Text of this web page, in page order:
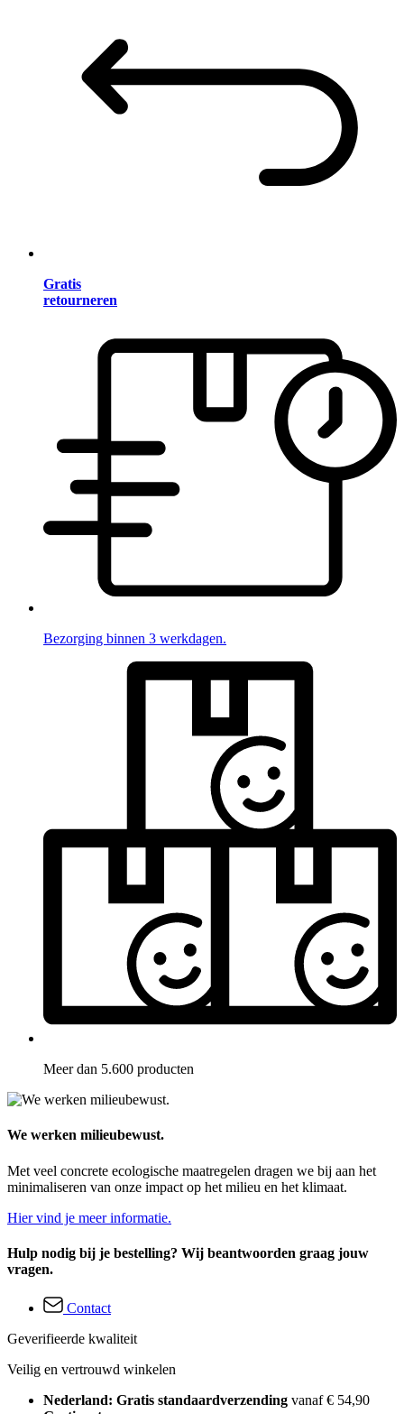
Gratis
retourneren
Bezorging binnen 3 werkdagen.
Meer dan 5.600 producten
We werken milieubewust.
Met veel concrete ecologische maatregelen dragen we bij aan het
minimaliseren van onze impact op het milieu en het klimaat.
Hier vind je meer informatie.
Hulp nodig bij je bestelling? Wij beantwoorden graag jouw
vragen.
Contact
Geverifieerde kwaliteit
Veilig en vertrouwd winkelen
Nederland: Gratis standaardverzending vanaf € 54,90